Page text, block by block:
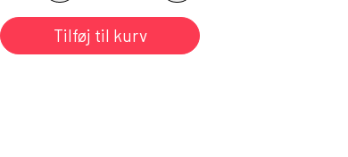
Tilføj til kurv